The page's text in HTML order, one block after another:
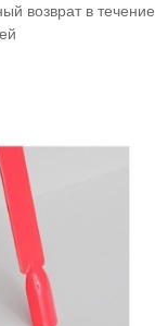
возврат в течение